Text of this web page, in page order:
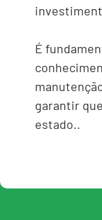
É
garantir
estado..